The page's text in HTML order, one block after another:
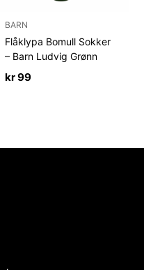
BARN
Flåklypa Bomull Sokker
– Barn Ludvig Grønn
kr99